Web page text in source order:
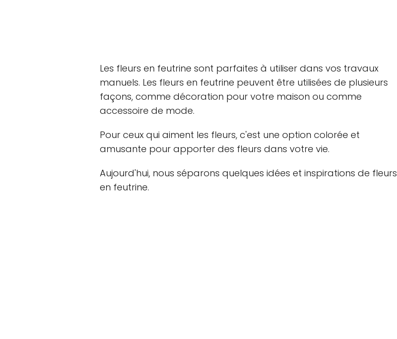
Les fleurs en feutrine sont parfaites à utiliser dans vos travaux
manuels. Les fleurs en feutrine peuvent être utilisées de plusieurs
façons, comme décoration pour votre maison ou comme
accessoire de mode.
Pour ceux qui aiment les fleurs, c'est une option colorée et
amusante pour apporter des fleurs dans votre vie.
Aujourd'hui, nous séparons quelques idées et inspirations de fleurs
en feutrine.